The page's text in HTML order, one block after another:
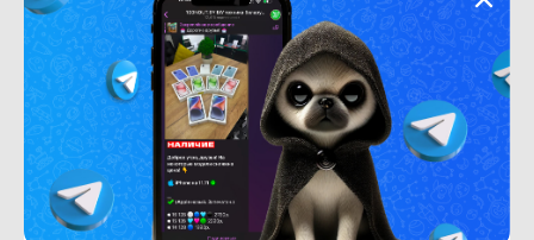
Емкость накопителя 256
Конструкция
Цвет зеленый